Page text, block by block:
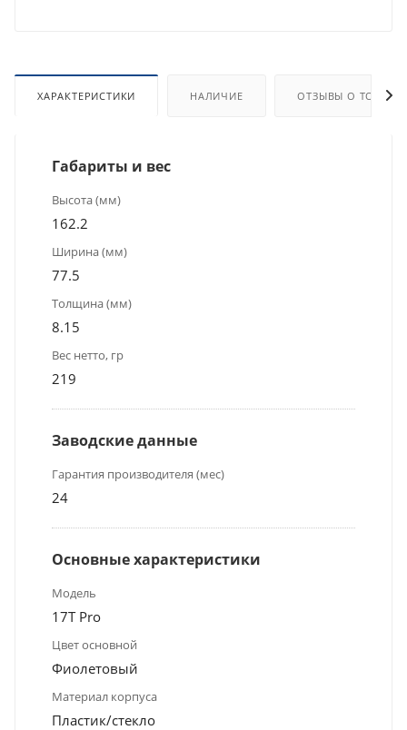
ХАРАКТЕРИСТИКИ НАЛИЧИЕ ОТЗЫВЫ О ТОВАРЕ
Габариты и вес
Высота (мм)
162.2
Ширина (мм)
77.5
Толщина (мм)
8.15
Вес нетто, гр
219
Заводские данные
Гарантия производителя (мес)
24
Основные характеристики
Модель
17T Pro
Цвет основной
Фиолетовый
Материал корпуса
Пластик/стекло